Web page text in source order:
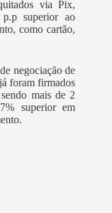
via Pix,
superior ao
como cartão,
negociação de
foram firmados
mais de 2
superior em